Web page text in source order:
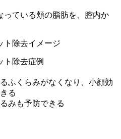
っている頬の脂肪を、腔内か
るふくらみがなくなり、小顔効
る
みも予防できる